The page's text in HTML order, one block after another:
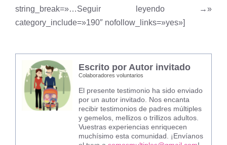
string_break=»…Seguir leyendo →»
category_include=»190″ nofollow_links=»yes»]
Escrito por Autor invitado
Colaboradores voluntarios
El presente testimonio ha sido enviado
por un autor invitado. Nos encanta
recibir testimonios de padres múltiples
y gemelos, mellizos o trillizos adultos.
Vuestras experiencias enriquecen
muchísimo esta comunidad. ¡Envíanos